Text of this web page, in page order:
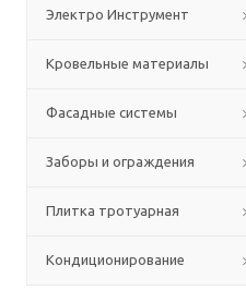
Электро Инструмент
Кровельные материалы
Фасадные системы
Заборы и ограждения
Плитка тротуарная
Кондиционирование